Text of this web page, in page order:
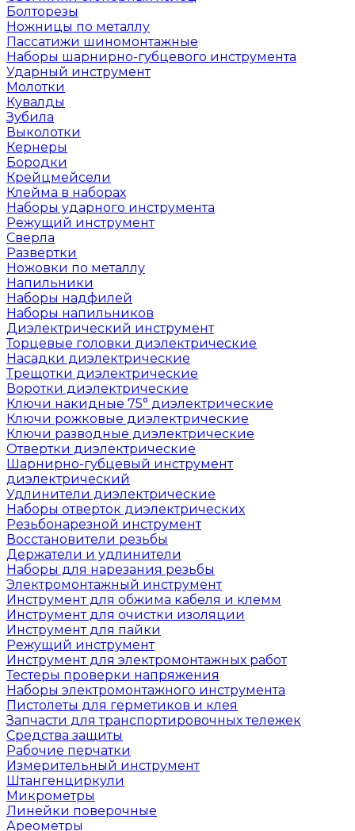
Болторезы
Ножницы по металлу
Пассатижи шиномонтажные
Наборы шарнирно-губцевого инструмента
Ударный инструмент
Молотки
Кувалды
Зубила
Выколотки
Кернеры
Бородки
Крейцмейсели
Клейма в наборах
Наборы ударного инструмента
Режущий инструмент
Сверла
Развертки
Ножовки по металлу
Напильники
Наборы надфилей
Наборы напильников
Диэлектрический инструмент
Торцевые головки диэлектрические
Насадки диэлектрические
Трещотки диэлектрические
Воротки диэлектрические
Ключи накидные 75° диэлектрические
Ключи рожковые диэлектрические
Ключи разводные диэлектрические
Отвертки диэлектрические
Шарнирно-губцевый инструмент
диэлектрический
Удлинители диэлектрические
Наборы отверток диэлектрических
Резьбонарезной инструмент
Восстановители резьбы
Держатели и удлинители
Наборы для нарезания резьбы
Электромонтажный инструмент
Инструмент для обжима кабеля и клемм
Инструмент для очистки изоляции
Инструмент для пайки
Режущий инструмент
Инструмент для электромонтажных работ
Тестеры проверки напряжения
Наборы электромонтажного инструмента
Пистолеты для герметиков и клея
Запчасти для транспортировочных тележек
Средства защиты
Рабочие перчатки
Измерительный инструмент
Штангенциркули
Микрометры
Линейки поверочные
Ареометры